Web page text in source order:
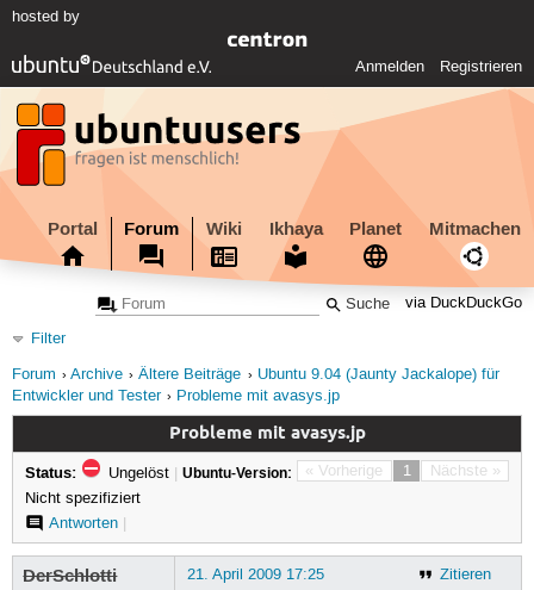
hosted by
Anmelden Registrieren
Portal Forum Wiki Ikhaya Planet Mitmachen
via DuckDuckGo
Filter
Forum
Archive Ältere Beiträge
Ubuntu 9.04 (Jaunty Jackalope) für
Entwickler und Tester
Probleme mit avasys.jp
Probleme mit avasys.jp
« Vorherige 1 Nächste »
Status: Ungelöst | Ubuntu-Version:
Nicht spezifiziert
Antworten|
DerSchlotti Zitieren
21. April 2009 17:25